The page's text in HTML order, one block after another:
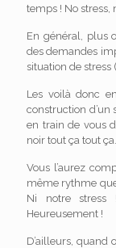
temps ! No stress,
En général, plus
des demandes
situation de stress
Les voilà donc
construction d’un
en train de vous
noir tout ça tout
Vous l’aurez
même rythme
Ni notre
Heureusement !
D’ailleurs, quand